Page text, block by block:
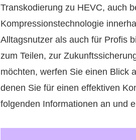
Transkodierung zu HEVC, auch
Kompressionstechnologie
Alltagsnutzer als auch für Profis
zum Teilen, zur
möchten, werfen Sie einen Blick
denen Sie für einen effektiven
folgenden Informationen an und